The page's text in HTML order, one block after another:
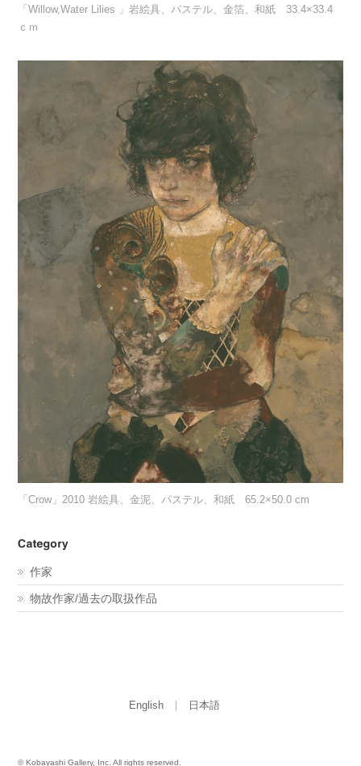
「Willow,Water Lilies 」岩絵具、パステル、金箔、和紙 33.4×33.4
ｃｍ
「Crow」2010 岩絵具、金泥、パステル、和紙 65.2×50.0 cm
作家
物故作家/過去の取扱作品
English 日本語
© Kobayashi Gallery, Inc. All rights reserved.